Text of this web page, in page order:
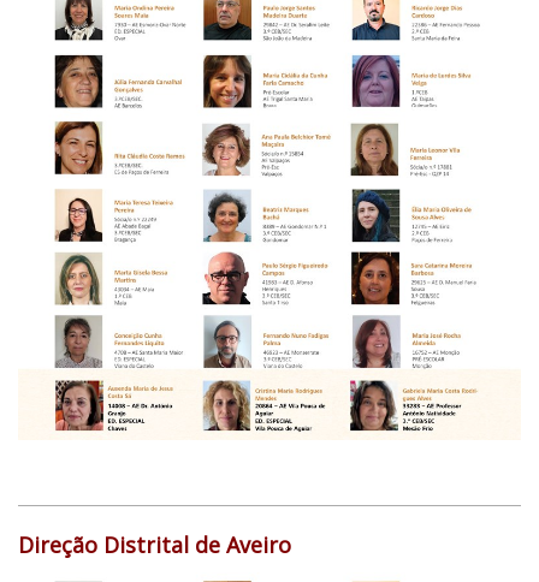
Direção Distrital de Aveiro